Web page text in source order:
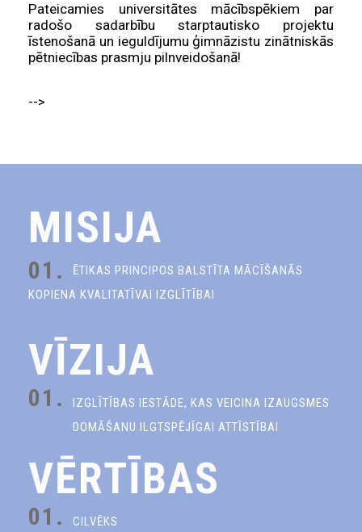
Pateicamies universitātes mācībspēkiem par
radošo sadarbību starptautisko projektu
īstenošanā un ieguldījumu ģimnāzistu zinātniskās
pētniecības prasmju pilnveidošanā!
-->
MISIJA
01.
ĒTIKAS PRINCIPOS BALSTĪTA MĀCĪŠANĀS
KOPIENA KVALITATĪVAI IZGLĪTĪBAI
VĪZIJA
01.
IZGLĪTĪBAS IESTĀDE, KAS VEICINA IZAUGSMES
DOMĀŠANU ILGTSPĒJĪGAI ATTĪSTĪBAI
VĒRTĪBAS
01. CILVĒKS